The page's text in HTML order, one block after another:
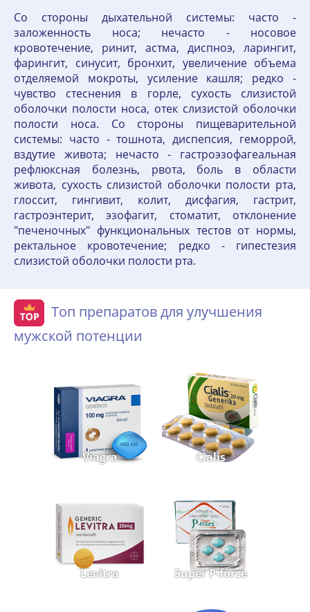
Со стороны дыхательной системы: часто -
заложенность носа; нечасто - носовое
кровотечение, ринит, астма, диспноэ, ларингит,
фарингит, синусит, бронхит, увеличение объема
отделяемой мокроты, усиление кашля; редко -
чувство стеснения в горле, сухость слизистой
оболочки полости носа, отек слизистой оболочки
полости носа. Со стороны пищеварительной
системы: часто - тошнота, диспепсия, геморрой,
вздутие живота; нечасто - гастроэзофагеальная
рефлюксная болезнь, рвота, боль в области
живота, сухость слизистой оболочки полости рта,
глоссит, гингивит, колит, дисфагия, гастрит,
гастроэнтерит, эзофагит, стоматит, отклонение
"печеночных" функциональных тестов от нормы,
ректальное кровотечение; редко - гипестезия
слизистой оболочки полости рта.
Топ препаратов для улучшения
мужской потенции
Viagra Cialis
Levitra Super P-force